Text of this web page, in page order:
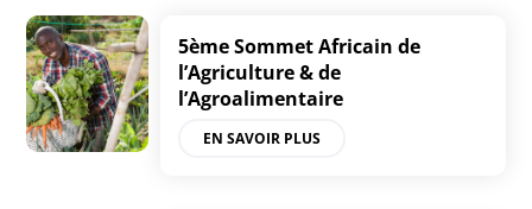
5ème Sommet Africain de
l’Agriculture & de
l’Agroalimentaire
EN SAVOIR PLUS